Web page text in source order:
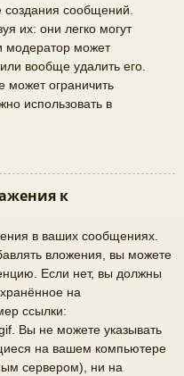
сообщений.
их: они легко могут
модератор может
вообще удалить его.
может ограничить
использовать в
к
в ваших сообщениях.
вложения, вы можете
Если нет, вы должны
на
ссылки:
Вы не можете указывать
на вашем компьютере
сервером), ни на